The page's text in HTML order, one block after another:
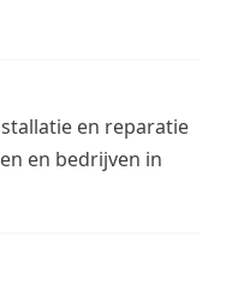
en reparatie
en bedrijven in